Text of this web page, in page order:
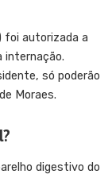
foi autorizada a
internação.
só poderão
Moraes.
digestivo do